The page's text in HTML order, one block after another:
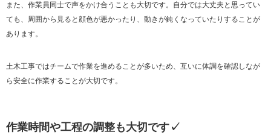
また、作業員同士で声をかけ合うことも大切です。自分では大丈夫と思ってい
ても、周囲から見ると顔色が悪かったり、動きが鈍くなっていたりすることが
あります。
土木工事ではチームで作業を進めることが多いため、互いに体調を確認しなが
ら安全に作業することが大切です。
作業時間や工程の調整も大切です✓